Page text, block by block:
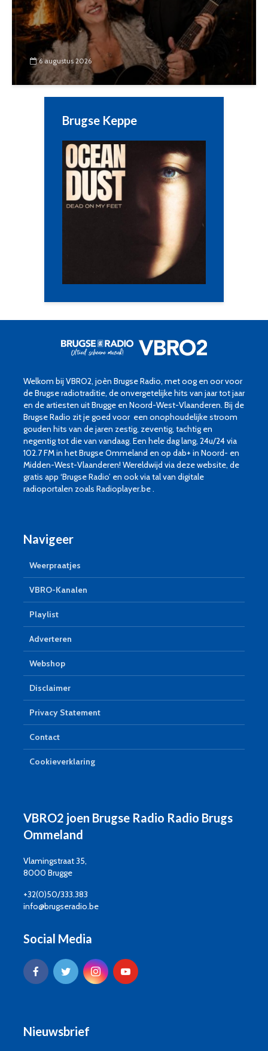
6 augustus 2026
Brugse Keppe
Welkom bij VBRO2, joèn Brugse Radio, met oog en oor voor
de Brugse radiotraditie, de onvergetelijke hits van jaar tot jaar
en de artiesten uit Brugge en Noord-West-Vlaanderen. Bij de
Brugse Radio zit je goed voor een onophoudelijke stroom
gouden hits van de jaren zestig, zeventig, tachtig en
negentig tot die van vandaag. Een hele dag lang, 24u/24 via
102.7 FM in het Brugse Ommeland en op dab+ in Noord- en
Midden-West-Vlaanderen! Wereldwijd via deze website, de
gratis app ‘Brugse Radio’ en ook via tal van digitale
radioportalen zoals Radioplayer.be .
Navigeer
Weerpraatjes
VBRO-Kanalen
Playlist
Adverteren
Webshop
Disclaimer
Privacy Statement
Contact
Cookieverklaring
VBRO2 joen Brugse Radio Radio Brugs
Ommeland
Vlamingstraat 35,
8000 Brugge
+32(0)50/333.383
info@brugseradio.be
Social Media
Nieuwsbrief